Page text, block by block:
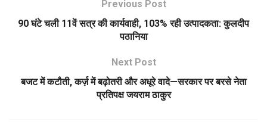
Previous Post
90 घंटे चली 11वें सत्र की कार्यवाही, 103% रही उत्पादकता: कुलदीप
पठानिया
Next Post
बजट में कटौती, कर्ज़ में बढ़ोतरी और अधूरे वादे—सरकार पर बरसे नेता
प्रतिपक्ष जयराम ठाकुर